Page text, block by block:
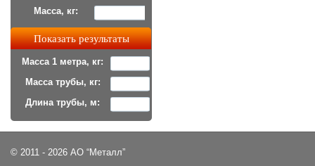
Масса, кг:
Масса 1 метра, кг:
Масса трубы, кг:
Длина трубы, м:
© 2011 - 2026 АО “Металл”